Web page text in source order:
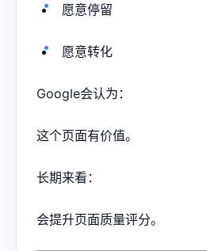
愿意停留
愿意转化
Google会认为：
这个页面有价值。
长期来看：
会提升页面质量评分。